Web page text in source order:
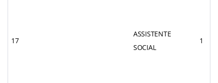
17
ASSISTENTE
SOCIAL
1